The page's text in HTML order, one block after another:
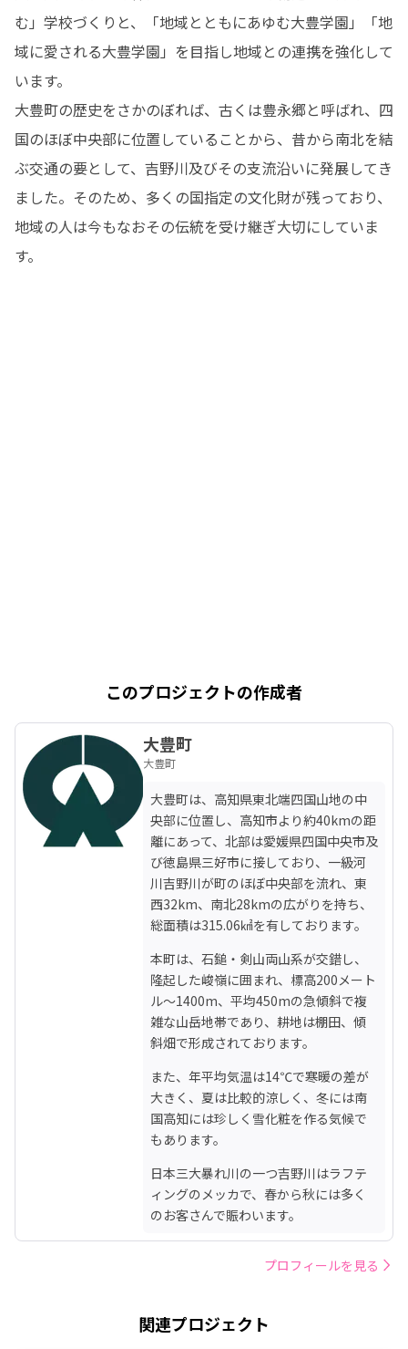
む」学校づくりと、「地域とともにあゆむ大豊学園」「地
域に愛される大豊学園」を目指し地域との連携を強化して
います。
大豊町の歴史をさかのぼれば、古くは豊永郷と呼ばれ、四
国のほぼ中央部に位置していることから、昔から南北を結
ぶ交通の要として、吉野川及びその支流沿いに発展してき
ました。そのため、多くの国指定の文化財が残っており、
地域の人は今もなおその伝統を受け継ぎ大切にしていま
す。
このプロジェクトの作成者
大豊町
大豊町
大豊町は、高知県東北端四国山地の中
央部に位置し、高知市より約40kmの距
離にあって、北部は愛媛県四国中央市及
び徳島県三好市に接しており、一級河
川吉野川が町のほぼ中央部を流れ、東
西32km、南北28kmの広がりを持ち、
総面積は315.06㎢を有しております。
本町は、石鎚・剣山両山系が交錯し、
隆起した峻嶺に囲まれ、標高200メート
ル～1400m、平均450mの急傾斜で複
雑な山岳地帯であり、耕地は棚田、傾
斜畑で形成されております。
また、年平均気温は14℃で寒暖の差が
大きく、夏は比較的涼しく、冬には南
国高知には珍しく雪化粧を作る気候で
もあります。
日本三大暴れ川の一つ吉野川はラフテ
ィングのメッカで、春から秋には多く
のお客さんで賑わいます。
プロフィールを見る
関連プロジェクト